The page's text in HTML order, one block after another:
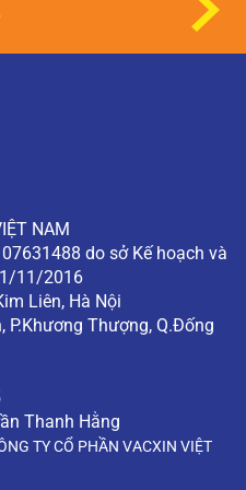
giả ẩn danh)
NAM
do sở Kế hoạch và
11/2016
Liên, Hà Nội
P.Khương Thượng, Q.Đống
Thanh Hằng
TY CỔ PHẦN VACXIN VIỆT